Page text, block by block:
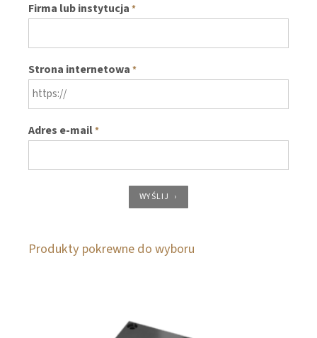
Firma lub instytucja *
Strona internetowa *
Adres e-mail*
WYŚLIJ
Produkty pokrewne do wyboru